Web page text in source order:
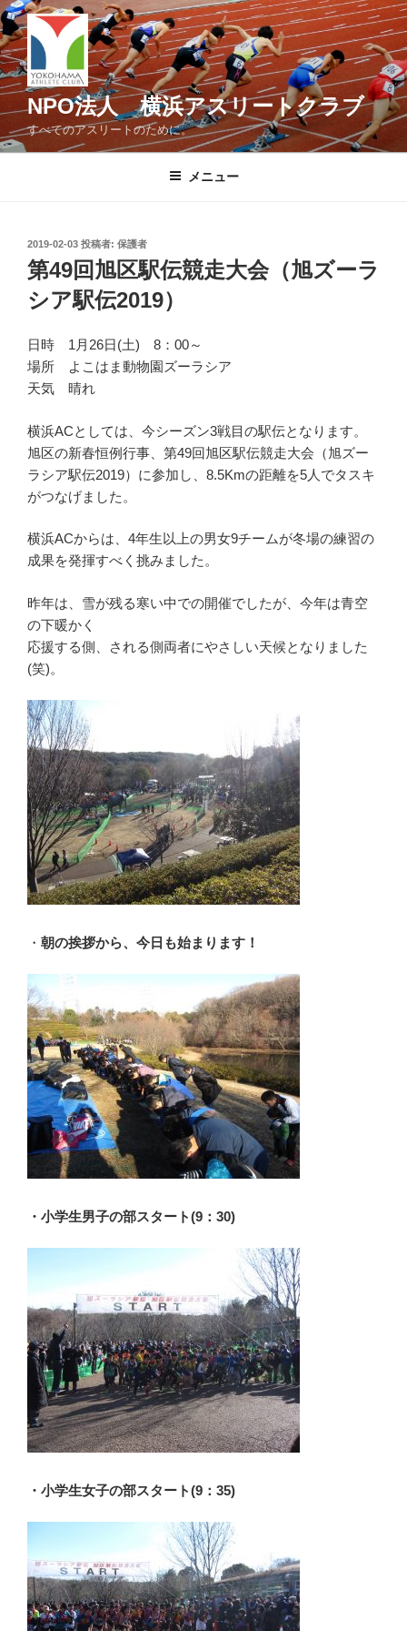
コ
ン
テ
ン
ツ
へ
ス
NPO法人 横浜アスリートクラブ
すべてのアスリートのために。
メニュー
投
稿
日:
2019-02-03 投稿者: 保護者
第49回旭区駅伝競走大会（旭ズーラ
シア駅伝2019）
日時 1月26日(土) 8：00～
場所 よこはま動物園ズーラシア
天気 晴れ
横浜ACとしては、今シーズン3戦目の駅伝となります。
旭区の新春恒例行事、第49回旭区駅伝競走大会（旭ズー
ラシア駅伝2019）に参加し、8.5Kmの距離を5人でタスキ
がつなげました。
横浜ACからは、4年生以上の男女9チームが冬場の練習の
成果を発揮すべく挑みました。
昨年は、雪が残る寒い中での開催でしたが、今年は青空
の下暖かく
応援する側、される側両者にやさしい天候となりました
(笑)。
・ 朝の挨拶から、今日も始まります！
・小学生男子の部スタート(9：30)
・小学生女子の部スタート(9：35)